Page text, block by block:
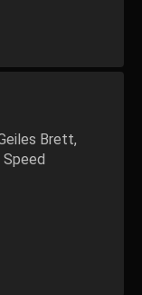
Brett,